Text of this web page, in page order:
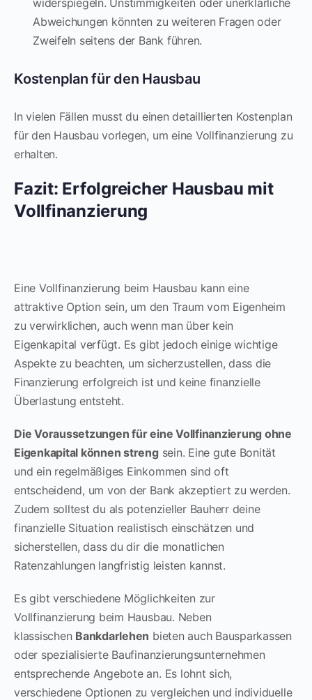
Abweichungen könnten zu weiteren Fragen oder
Zweifeln seitens der Bank führen.
Kostenplan für den Hausbau
In vielen Fällen musst du einen detaillierten Kostenplan
für den Hausbau vorlegen, um eine Vollfinanzierung zu
erhalten.
Fazit: Erfolgreicher Hausbau mit
Vollfinanzierung
Eine Vollfinanzierung beim Hausbau kann eine
attraktive Option sein, um den Traum vom Eigenheim
zu verwirklichen, auch wenn man über kein
Eigenkapital verfügt. Es gibt jedoch einige wichtige
Aspekte zu beachten, um sicherzustellen, dass die
Finanzierung erfolgreich ist und keine finanzielle
Überlastung entsteht.
Die Voraussetzungen für eine Vollfinanzierung ohne
Eigenkapital können streng sein. Eine gute Bonität
und ein regelmäßiges Einkommen sind oft
entscheidend, um von der Bank akzeptiert zu werden.
Zudem solltest du als potenzieller Bauherr deine
finanzielle Situation realistisch einschätzen und
sicherstellen, dass du dir die monatlichen
Ratenzahlungen langfristig leisten kannst.
Es gibt verschiedene Möglichkeiten zur
Vollfinanzierung beim Hausbau. Neben
klassischen Bankdarlehen bieten auch Bausparkassen
oder spezialisierte Baufinanzierungsunternehmen
entsprechende Angebote an. Es lohnt sich,
verschiedene Optionen zu vergleichen und individuelle